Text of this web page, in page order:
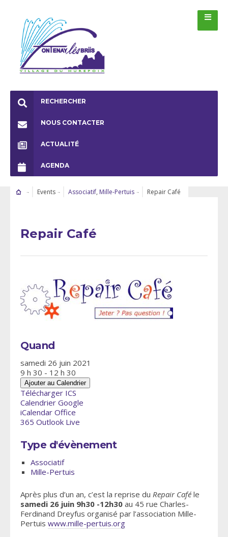
RECHERCHER
NOUS CONTACTER
ACTUALITÉ
AGENDA
Events Associatif, Mille-Pertuis Repair Café
Repair Café
Quand
samedi 26 juin 2021
9 h 30 - 12 h 30
Ajouter au Calendrier
Télécharger ICS
Calendrier Google
iCalendar Office
365 Outlook Live
Type d'évènement
Associatif
Mille-Pertuis
Après plus d’un an, c’est la reprise du Repair Café le
samedi 26 juin 9h30 -12h30 au 45 rue Charles-
Ferdinand Dreyfus organisé par l’association Mille-
Pertuis www.mille-pertuis.org